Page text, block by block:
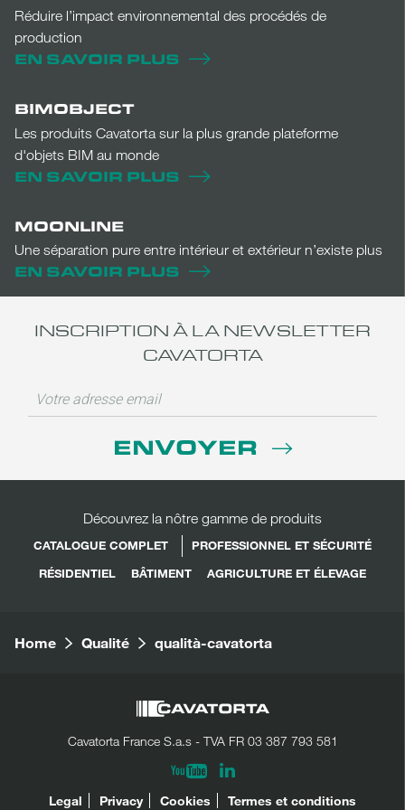
Réduire l’impact environnemental des procédés de
production
EN SAVOIR PLUS
BIMOBJECT
Les produits Cavatorta sur la plus grande plateforme
d'objets BIM au monde
EN SAVOIR PLUS
MOONLINE
Une séparation pure entre intérieur et extérieur n’existe plus
EN SAVOIR PLUS
INSCRIPTION À LA NEWSLETTER
CAVATORTA
ENVOYER
Découvrez la nôtre gamme de produits
CATALOGUE COMPLET
PROFESSIONNEL ET SÉCURITÉ
RÉSIDENTIEL
BÂTIMENT AGRICULTURE ET ÉLEVAGE
Home Qualité qualità-cavatorta
Cavatorta France S.a.s - TVA FR 03 387 793 581
Youtube Linkedin
LÉGAL
Legal Privacy Cookies Termes et conditions